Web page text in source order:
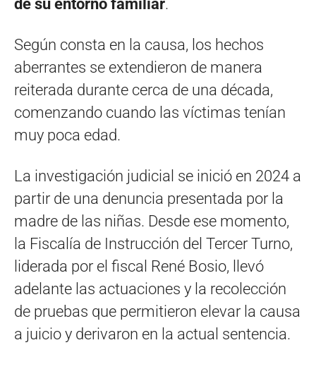
de su entorno familiar.
Según consta en la causa, los hechos
aberrantes se extendieron de manera
reiterada durante cerca de una década,
comenzando cuando las víctimas tenían
muy poca edad.
La investigación judicial se inició en 2024 a
partir de una denuncia presentada por la
madre de las niñas. Desde ese momento,
la Fiscalía de Instrucción del Tercer Turno,
liderada por el fiscal René Bosio, llevó
adelante las actuaciones y la recolección
de pruebas que permitieron elevar la causa
a juicio y derivaron en la actual sentencia.